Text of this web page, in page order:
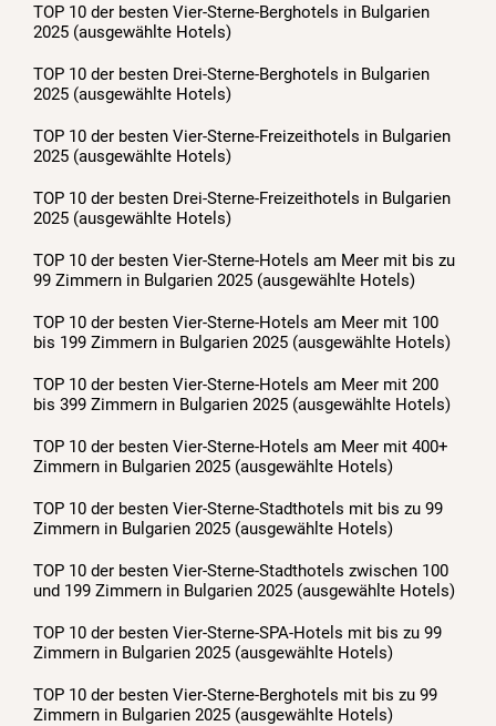
TOP 10 der besten Vier-Sterne-Berghotels in Bulgarien
2025 (ausgewählte Hotels)
TOP 10 der besten Drei-Sterne-Berghotels in Bulgarien
2025 (ausgewählte Hotels)
TOP 10 der besten Vier-Sterne-Freizeithotels in Bulgarien
2025 (ausgewählte Hotels)
TOP 10 der besten Drei-Sterne-Freizeithotels in Bulgarien
2025 (ausgewählte Hotels)
TOP 10 der besten Vier-Sterne-Hotels am Meer mit bis zu
99 Zimmern in Bulgarien 2025 (ausgewählte Hotels)
TOP 10 der besten Vier-Sterne-Hotels am Meer mit 100
bis 199 Zimmern in Bulgarien 2025 (ausgewählte Hotels)
TOP 10 der besten Vier-Sterne-Hotels am Meer mit 200
bis 399 Zimmern in Bulgarien 2025 (ausgewählte Hotels)
TOP 10 der besten Vier-Sterne-Hotels am Meer mit 400+
Zimmern in Bulgarien 2025 (ausgewählte Hotels)
TOP 10 der besten Vier-Sterne-Stadthotels mit bis zu 99
Zimmern in Bulgarien 2025 (ausgewählte Hotels)
TOP 10 der besten Vier-Sterne-Stadthotels zwischen 100
und 199 Zimmern in Bulgarien 2025 (ausgewählte Hotels)
TOP 10 der besten Vier-Sterne-SPA-Hotels mit bis zu 99
Zimmern in Bulgarien 2025 (ausgewählte Hotels)
TOP 10 der besten Vier-Sterne-Berghotels mit bis zu 99
Zimmern in Bulgarien 2025 (ausgewählte Hotels)